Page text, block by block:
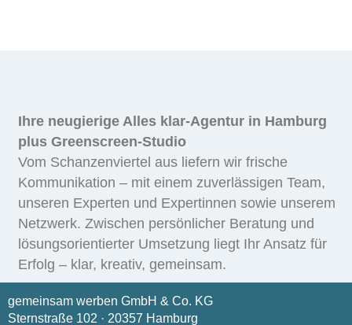
Ihre neugierige Alles klar-Agentur in Hamburg
plus Greenscreen-Studio
Vom Schanzenviertel aus liefern wir frische
Kommunikation – mit einem zuverlässigen Team,
unseren Experten und Expertinnen sowie unserem
Netzwerk. Zwischen persönlicher Beratung und
lösungsorientierter Umsetzung liegt Ihr Ansatz für
Erfolg – klar, kreativ, gemeinsam.
gemeinsam werben GmbH & Co. KG
Sternstraße 102 · 20357 Hamburg